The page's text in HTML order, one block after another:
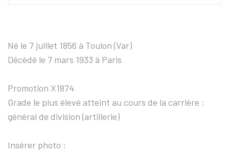
Né le 7 juillet 1856 à Toulon (Var)
Décédé le 7 mars 1933 à Paris
Promotion X1874
Grade le plus élevé atteint au cours de la carrière :
général de division (artillerie)
Insérer photo :